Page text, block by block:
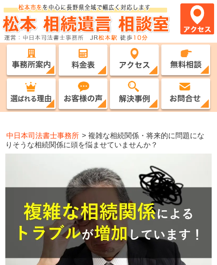
中日本司法書士事務所 >複雑な相続関係・将来的に問題にな
りそうな相続関係に頭を悩ませていませんか？